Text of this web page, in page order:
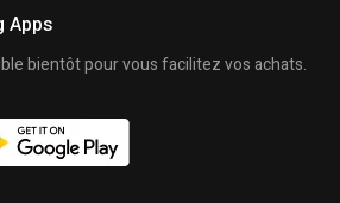
Apps
bientôt pour vous facilitez vos achats.